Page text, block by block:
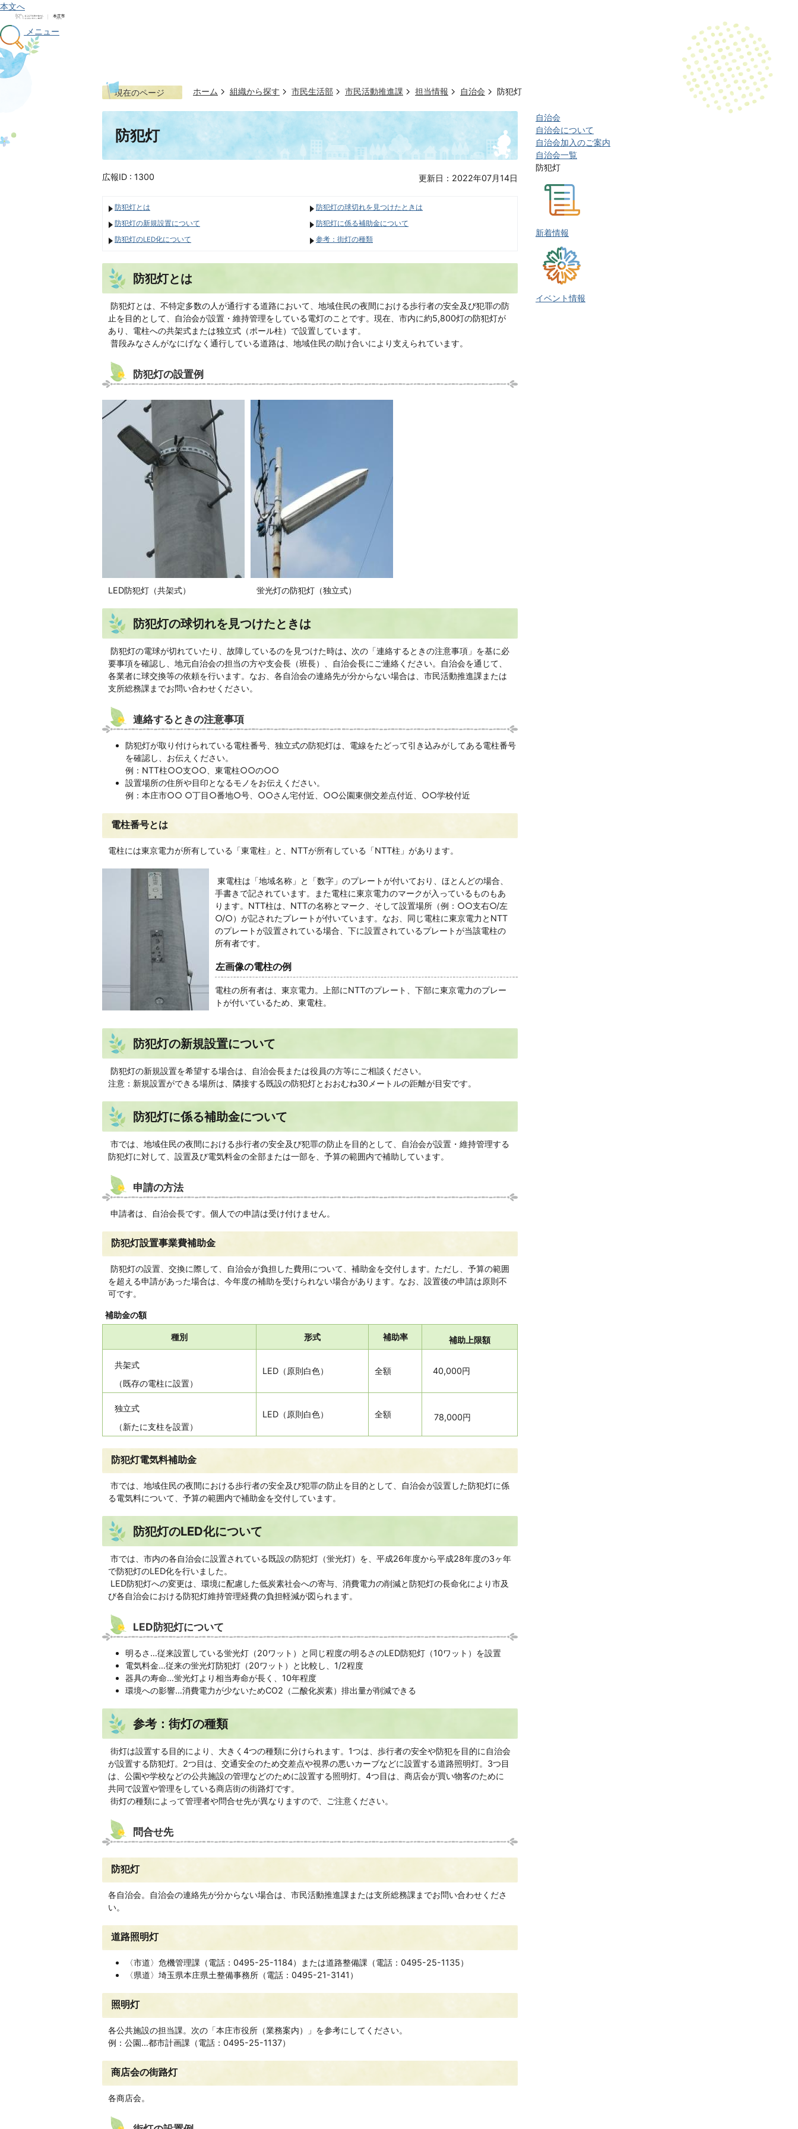
本文へ
メニュー
現在のページ ホーム 組織から探す 市民生活部 市民活動推進課 担当情報 自治会 防犯灯
防犯灯
更新日：2022年07月14日
広報ID : 1300
防犯灯とは
防犯灯の球切れを見つけたときは
防犯灯の新規設置について
防犯灯に係る補助金について
防犯灯のLED化について
参考：街灯の種類
防犯灯とは
防犯灯とは、不特定多数の人が通行する道路において、地域住民の夜間における歩行者の安全及び犯罪の防
止を目的として、自治会が設置・維持管理をしている電灯のことです。現在、市内に約5,800灯の防犯灯が
あり、電柱への共架式または独立式（ポール柱）で設置しています。
普段みなさんがなにげなく通行している道路は、地域住民の助け合いにより支えられています。
防犯灯の設置例
LED防犯灯（共架式） 蛍光灯の防犯灯（独立式）
防犯灯の球切れを見つけたときは
防犯灯の電球が切れていたり、故障しているのを見つけた時は、 次の「連絡するときの注意事項」を基に必
要事項を確認し、地元自治会の担当の方や支会長（班長）、自治会長にご連絡ください。自治会を通じて、
各業者に球交換等の依頼を行います。なお、各自治会の連絡先が分からない場合は、市民活動推進課または
支所総務課までお問い合わせください。
連絡するときの注意事項
防犯灯が取り付けられている電柱番号、独立式の防犯灯は、電線をたどって引き込みがしてある電柱番号
を確認し、お伝えください。
例：NTT柱○○支○○、東電柱○○の○○
設置場所の住所や目印となるモノをお伝えください。
例：本庄市○○ ○丁目○番地○号、○○さん宅付近、○○公園東側交差点付近、○○学校付近
電柱番号とは
電柱には東京電力が所有している「東電柱」と、NTTが所有している「NTT柱」があります。
東電柱は「地域名称」と「数字」のプレートが付いており、ほとんどの場合、
手書きで記されています。また電柱に東京電力のマークが入っているものもあ
ります。NTT柱は、NTTの名称とマーク、そして設置場所（例：○○支右○/左
○/○）が記されたプレートが付いています。なお、同じ電柱に東京電力とNTT
のプレートが設置されている場合、下に設置されているプレートが当該電柱の
所有者です。
左画像の電柱の例
電柱の所有者は、東京電力。上部にNTTのプレート、下部に東京電力のプレー
トが付いているため、東電柱。
防犯灯の新規設置について
防犯灯の新規設置を希望する場合は、自治会長または役員の方等にご相談ください。
注意：新規設置ができる場所は、隣接する既設の防犯灯とおおむね30メートルの距離が目安です。
防犯灯に係る補助金について
市では、地域住民の夜間における歩行者の安全及び犯罪の防止を目的として、自治会が設置・維持管理する
防犯灯に対して、設置及び電気料金の全部または一部を、予算の範囲内で補助しています。
申請の方法
申請者は、自治会長です。個人での申請は受け付けません。
防犯灯設置事業費補助金
防犯灯の設置、交換に際して、自治会が負担した費用について、補助金を交付します。ただし、予算の範囲
を超える申請があった場合は、今年度の補助を受けられない場合があります。なお、設置後の申請は原則不
可です。
補助金の額
種別 形式 補助率 補助上限額
共架式
（既存の電柱に設置）
LED（原則白色） 全額 40,000円
独立式
（新たに支柱を設置）
LED（原則白色） 全額 78,000円
防犯灯電気料補助金
市では、地域住民の夜間における歩行者の安全及び犯罪の防止を目的として、自治会が設置した防犯灯に係
る電気料について、予算の範囲内で補助金を交付しています。
防犯灯のLED化について
市では、市内の各自治会に設置されている既設の防犯灯（蛍光灯）を、平成26年度から平成28年度の3ヶ年
で防犯灯のLED化を行いました。
LED防犯灯への変更は、環境に配慮した低炭素社会への寄与、消費電力の削減と防犯灯の長命化により市及
び各自治会における防犯灯維持管理経費の負担軽減が図られます。
LED防犯灯について
明るさ…従来設置している蛍光灯（20ワット）と同じ程度の明るさのLED防犯灯（10ワット）を設置
電気料金…従来の蛍光灯防犯灯（20ワット）と比較し、1/2程度
器具の寿命…蛍光灯より相当寿命が長く、10年程度
環境への影響…消費電力が少ないためCO2（二酸化炭素）排出量が削減できる
参考：街灯の種類
街灯は設置する目的により、大きく4つの種類に分けられます。1つは、歩行者の安全や防犯を目的に自治会
が設置する防犯灯。2つ目は、交通安全のため交差点や視界の悪いカーブなどに設置する道路照明灯。3つ目
は、公園や学校などの公共施設の管理などのために設置する照明灯。4つ目は、商店会が買い物客のために
共同で設置や管理をしている商店街の街路灯です。
街灯の種類によって管理者や問合せ先が異なりますので、ご注意ください。
問合せ先
防犯灯
各自治会。自治会の連絡先が分からない場合は、市民活動推進課または支所総務課までお問い合わせくださ
い。
道路照明灯
〈市道〉危機管理課（電話：0495-25-1184）または道路整備課（電話：0495-25-1135）
〈県道〉埼玉県本庄県土整備事務所（電話：0495-21-3141）
照明灯
各公共施設の担当課。次の「本庄市役所（業務案内）」を参考にしてください。
例：公園…都市計画課（電話：0495-25-1137）
商店会の街路灯
各商店会。
自治会
自治会について
自治会加入のご案内
自治会一覧
防犯灯
新着情報
イベント情報